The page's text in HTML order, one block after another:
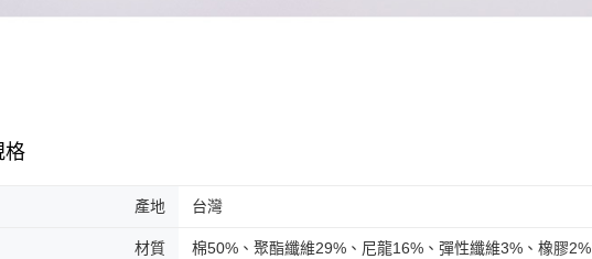
格
產地 台灣
材質 棉50%、聚酯纖維29%、尼龍16%、彈性纖維3%、橡膠2%